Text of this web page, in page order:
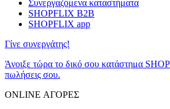
Συνεργαζόμενα καταστήματα
SHOPFLIX B2B
SHOPFLIX app
Γίνε συνεργάτης!
Άνοιξε τώρα το δικό σου κατάστημα
πωλήσεις σου.
ONLINE ΑΓΟΡΕΣ